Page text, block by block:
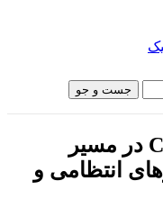
جست و جو
چالش‌های قانون CLARITY در مسیر
انتظامی و